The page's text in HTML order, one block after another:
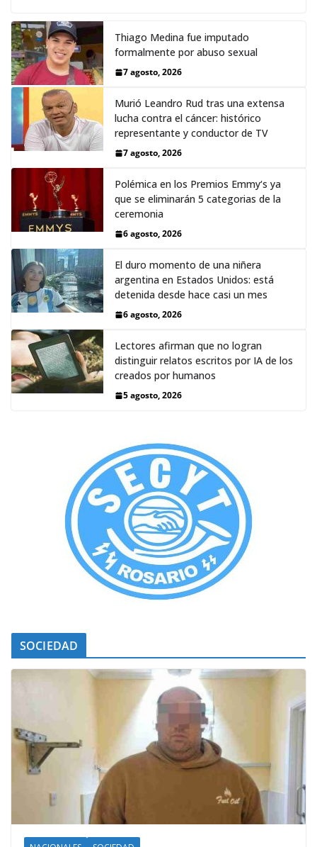
Thiago Medina fue imputado
formalmente por abuso sexual
7 agosto, 2026
Murió Leandro Rud tras una extensa
lucha contra el cáncer: histórico
representante y conductor de TV
7 agosto, 2026
Polémica en los Premios Emmy‘s ya
que se eliminarán 5 categorias de la
ceremonia
6 agosto, 2026
El duro momento de una niñera
argentina en Estados Unidos: está
detenida desde hace casi un mes
6 agosto, 2026
Lectores afirman que no logran
distinguir relatos escritos por IA de los
creados por humanos
5 agosto, 2026
SOCIEDAD